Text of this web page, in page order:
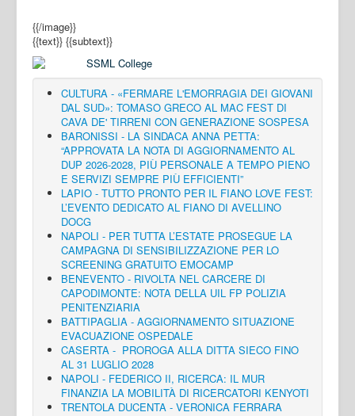
{{/image}}
{{text}} {{subtext}}
CULTURA - «FERMARE L'EMORRAGIA DEI GIOVANI
DAL SUD»: TOMASO GRECO AL MAC FEST DI
CAVA DE' TIRRENI CON GENERAZIONE SOSPESA
BARONISSI - LA SINDACA ANNA PETTA:
“APPROVATA LA NOTA DI AGGIORNAMENTO AL
DUP 2026-2028, PIÙ PERSONALE A TEMPO PIENO
E SERVIZI SEMPRE PIÙ EFFICIENTI”
LAPIO - TUTTO PRONTO PER IL FIANO LOVE FEST:
L’EVENTO DEDICATO AL FIANO DI AVELLINO
DOCG
NAPOLI - PER TUTTA L’ESTATE PROSEGUE LA
CAMPAGNA DI SENSIBILIZZAZIONE PER LO
SCREENING GRATUITO EMOCAMP
BENEVENTO - RIVOLTA NEL CARCERE DI
CAPODIMONTE: NOTA DELLA UIL FP POLIZIA
PENITENZIARIA
BATTIPAGLIA - AGGIORNAMENTO SITUAZIONE
EVACUAZIONE OSPEDALE
CASERTA - PROROGA ALLA DITTA SIECO FINO
AL 31 LUGLIO 2028
NAPOLI - FEDERICO II, RICERCA: IL MUR
FINANZIA LA MOBILITÀ DI RICERCATORI KENYOTI
TRENTOLA DUCENTA - VERONICA FERRARA